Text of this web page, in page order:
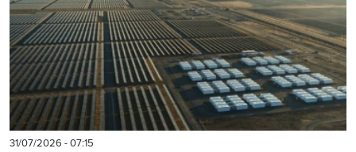
31/07/2026 - 07:15